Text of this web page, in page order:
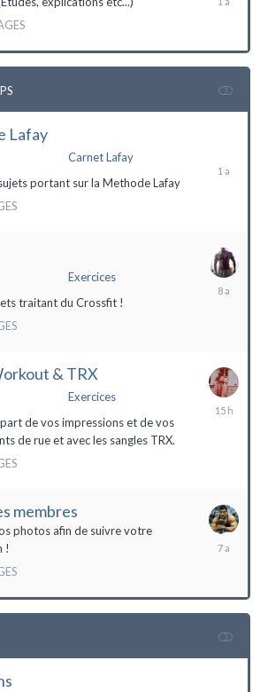
Lafay
Carnet Lafay
portant sur la Methode Lafay
2023
Exercices
traitant du Crossfit !
27
& TRX
Exercices
de vos impressions et de vos
de rue et avec les sangles TRX.
membres
photos afin de suivre votre
!
18